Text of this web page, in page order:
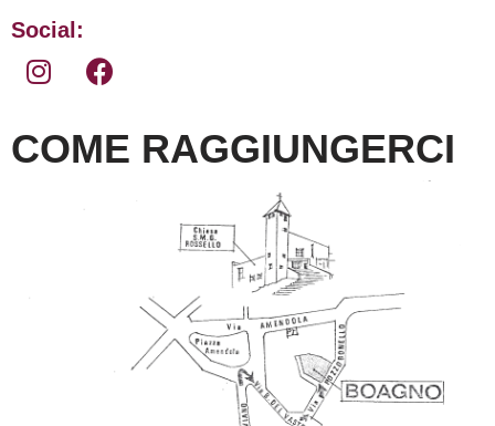
Social:
COME RAGGIUNGERCI